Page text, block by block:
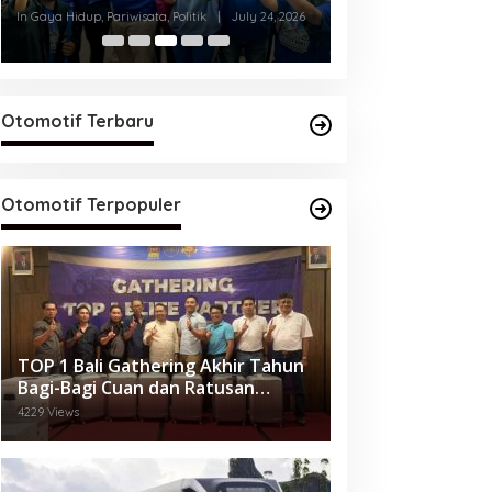
In Politik | July 23, 2026
Otomotif Terbaru
Otomotif Terpopuler
TOP 1 Bali Gathering Akhir Tahun
Bagi-Bagi Cuan dan Ratusan
Elektronik
4229 Views